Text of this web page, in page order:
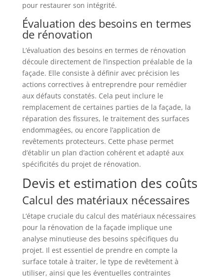
pour restaurer son intégrité.
Évaluation des besoins en termes
de rénovation
L’évaluation des besoins en termes de rénovation
découle directement de l’inspection préalable de la
façade. Elle consiste à définir avec précision les
actions correctives à entreprendre pour remédier
aux défauts constatés. Cela peut inclure le
remplacement de certaines parties de la façade, la
réparation des fissures, le traitement des surfaces
endommagées, ou encore l’application de
revêtements protecteurs. Cette phase permet
d’établir un plan d’action cohérent et adapté aux
spécificités du projet de rénovation.
Devis et estimation des coûts
Calcul des matériaux nécessaires
L’étape cruciale du calcul des matériaux nécessaires
pour la rénovation de la façade implique une
analyse minutieuse des besoins spécifiques du
projet. Il est essentiel de prendre en compte la
surface totale à traiter, le type de revêtement à
utiliser, ainsi que les éventuelles contraintes